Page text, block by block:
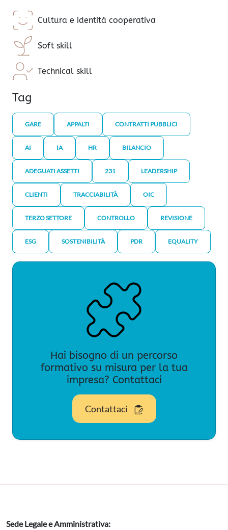
Cultura e identità cooperativa
Soft skill
Technical skill
Tag
GARE APPALTI CONTRATTI PUBBLICI
AI IA HR BILANCIO
ADEGUATI ASSETTI 231 LEADERSHIP
CLIENTI TRACCIABILITÀ OIC
TERZO SETTORE CONTROLLO REVISIONE
ESG SOSTENIBILITÀ PDR EQUALITY
Hai bisogno di un percorso
formativo su misura per la tua
impresa? Contattaci
Contattaci
Sede Legale e Amministrativa: